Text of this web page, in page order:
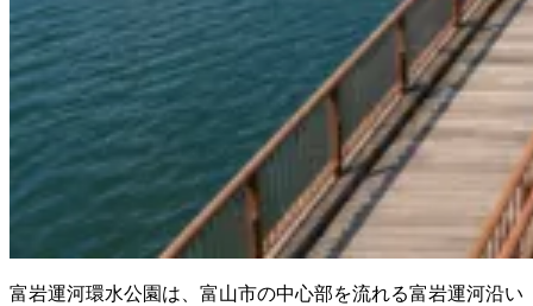
富岩運河環水公園は、富山市の中心部を流れる富岩運河沿い